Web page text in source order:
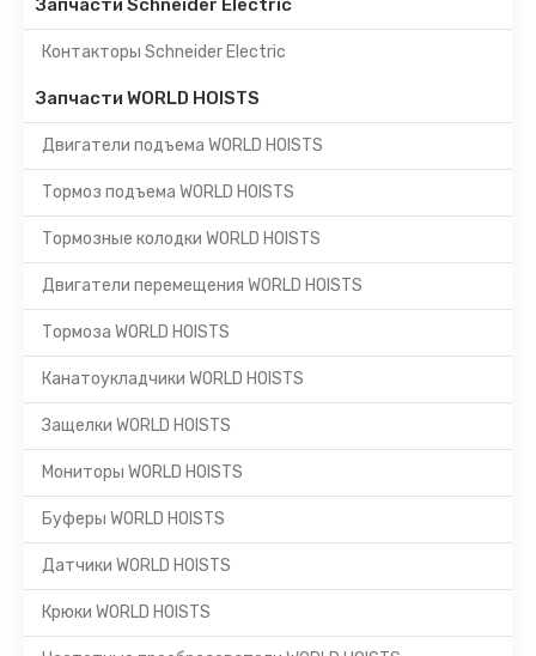
Запчасти Schneider Electric
Контакторы Schneider Electric
Запчасти WORLD HOISTS
Двигатели подъема WORLD HOISTS
Тормоз подъема WORLD HOISTS
Тормозные колодки WORLD HOISTS
Двигатели перемещения WORLD HOISTS
Тормоза WORLD HOISTS
Канатоукладчики WORLD HOISTS
Защелки WORLD HOISTS
Мониторы WORLD HOISTS
Буферы WORLD HOISTS
Датчики WORLD HOISTS
Крюки WORLD HOISTS